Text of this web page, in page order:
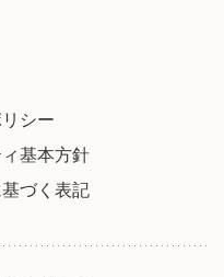
シー
基本方針
づく表記